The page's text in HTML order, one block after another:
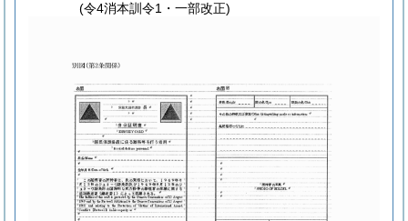
(令4消本訓令1・一部改正)